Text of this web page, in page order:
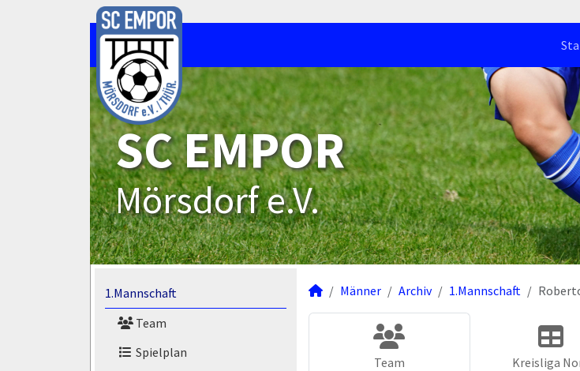
SC EMPOR
Mörsdorf e.V.
1.Mannschaft
Team
Spielplan
Männer Archiv 1.Mannschaft
Team Kreisliga